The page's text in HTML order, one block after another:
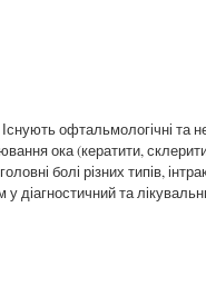
офтальмологічні та
ока (кератити,
болі різних типів,
діагностичний та